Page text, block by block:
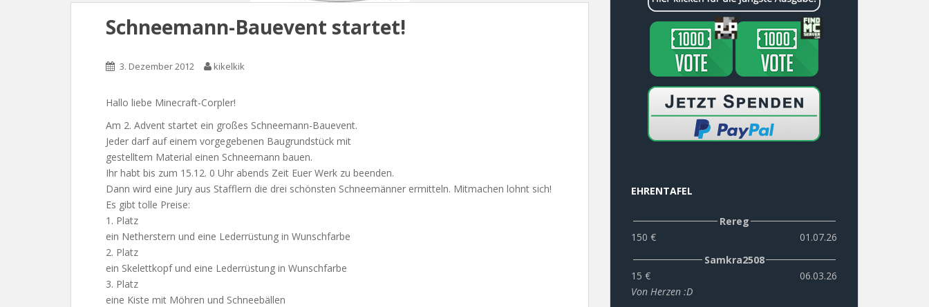
Schneemann-Bauevent startet!
3. Dezember 2012 kikelkik
Hallo liebe Minecraft-Corpler!
Am 2. Advent startet ein großes Schneemann-Bauevent.
Jeder darf auf einem vorgegebenen Baugrundstück mit
gestelltem Material einen Schneemann bauen.
Ihr habt bis zum 15.12. 0 Uhr abends Zeit Euer Werk zu beenden.
Dann wird eine Jury aus Stafflern die drei schönsten Schneemänner ermitteln. Mitmachen lohnt sich!
Es gibt tolle Preise:
1. Platz
ein Netherstern und eine Lederrüstung in Wunschfarbe
2. Platz
ein Skelettkopf und eine Lederrüstung in Wunschfarbe
3. Platz
eine Kiste mit Möhren und Schneebällen
EHRENTAFEL
Rereg
150 €
01.07.26
Samkra2508
15 €
06.03.26
Von Herzen :D